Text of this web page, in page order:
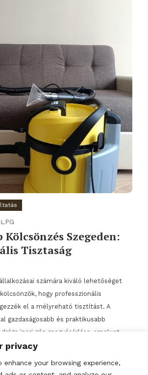
privacy
enhance your browsing experience,
Szegeden:
Tisztaság
számára kiváló lehetőséget
hogy professzionális
el a mélyreható tisztítást. A
gazdaságosabb és praktikusabb
ipari gép megvásárlása, amelyet
Szegeden főként a nagy